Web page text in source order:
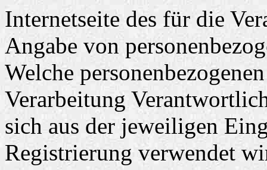
Internetseite des für die
Angabe von
Welche
Verarbeitung
sich aus der jeweiligen
Registrierung verwendet